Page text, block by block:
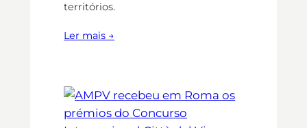
territórios.
Ler mais →